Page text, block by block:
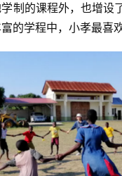
制的课程外，也增设
的学程中，小孝最喜